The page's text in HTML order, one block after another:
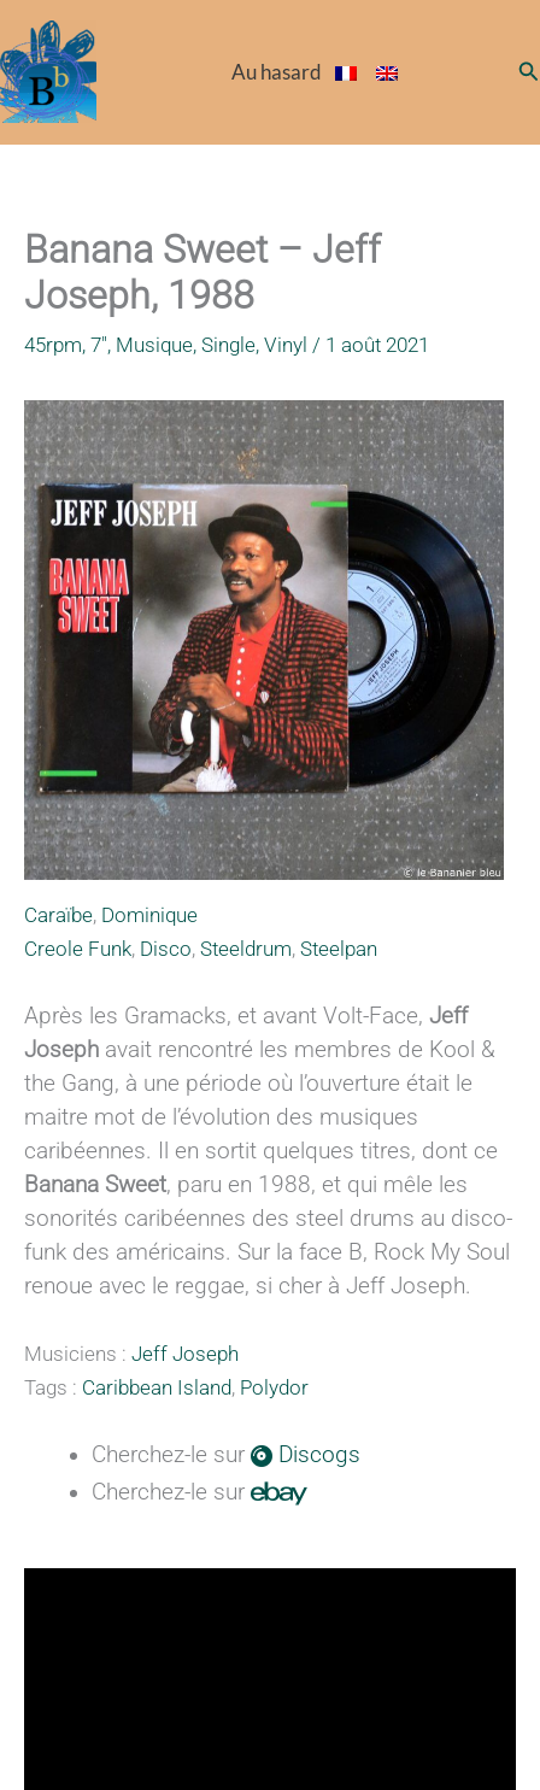
au
contenu
Au hasard
Banana Sweet – Jeff
Joseph, 1988
45rpm, 7", Musique, Single, Vinyl / 1 août 2021
Caraïbe, Dominique
Creole Funk, Disco, Steeldrum, Steelpan
Après les Gramacks, et avant Volt-Face, Jeff
Joseph avait rencontré les membres de Kool &
the Gang, à une période où l’ouverture était le
maitre mot de l’évolution des musiques
caribéennes. Il en sortit quelques titres, dont ce
Banana Sweet, paru en 1988, et qui mêle les
sonorités caribéennes des steel drums au disco-
funk des américains. Sur la face B, Rock My Soul
renoue avec le reggae, si cher à Jeff Joseph.
Musiciens : Jeff Joseph
Tags : Caribbean Island, Polydor
Cherchez-le sur
Discogs
Cherchez-le sur